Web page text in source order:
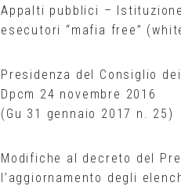
Appalti pubblici –
esecutori “mafia free”
Presidenza del Consiglio
Dpcm 24 novembre 2016
(Gu 31 gennaio 2017 n. 25)
Modifiche al decreto del
l’aggiornamento degli